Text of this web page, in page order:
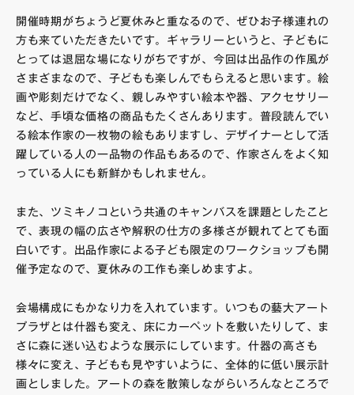
開催時期がちょうど夏休みと重なるので、ぜひお子様連れの
方も来ていただきたいです。ギャラリーというと、子どもに
とっては退屈な場になりがちですが、今回は出品作の作風が
さまざまなので、子どもも楽しんでもらえると思います。絵
画や彫刻だけでなく、親しみやすい絵本や器、アクセサリー
など、手頃な価格の商品もたくさんあります。普段読んでい
る絵本作家の一枚物の絵もありますし、デザイナーとして活
躍している人の一品物の作品もあるので、作家さんをよく知
っている人にも新鮮かもしれません。
また、ツミキノコという共通のキャンバスを課題としたこと
で、表現の幅の広さや解釈の仕方の多様さが観れてとても面
白いです。出品作家による子ども限定のワークショップも開
催予定なので、夏休みの工作も楽しめますよ。
会場構成にもかなり力を入れています。いつもの藝大アート
プラザとは什器も変え、床にカーペットを敷いたりして、ま
さに森に迷い込むような展示にしています。什器の高さも
様々に変え、子どもも見やすいように、全体的に低い展示計
画としました。アートの森を散策しながらいろんなところで